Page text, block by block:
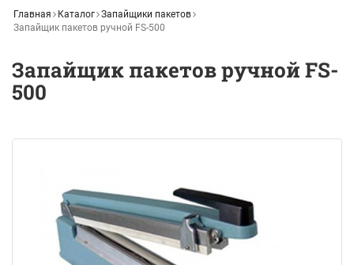
Главная Каталог Запайщики пакетов
Запайщик пакетов ручной FS-500
Запайщик пакетов ручной FS-
500